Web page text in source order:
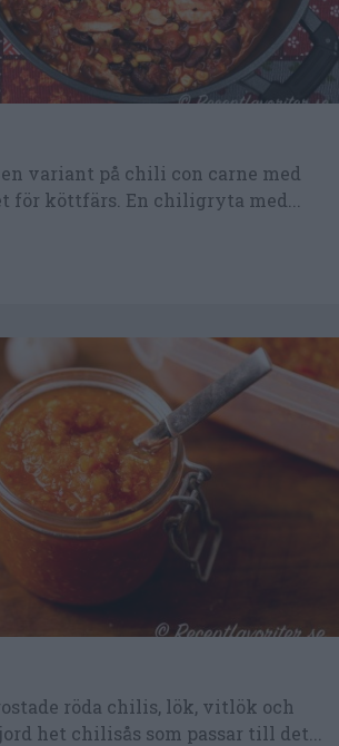
variant på chili con carne med
köttfärs. En chiligryta med...
röda chilis, lök, vitlök och
het chilisås som passar till det...